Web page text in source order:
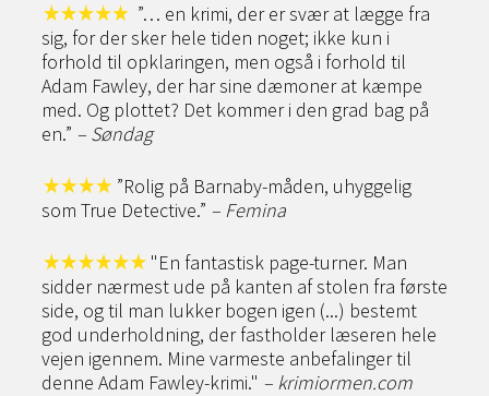
”… en krimi, der er svær at lægge fra
sig, for der sker hele tiden noget; ikke kun i
forhold til opklaringen, men også i forhold til
Adam Fawley, der har sine dæmoner at kæmpe
med. Og plottet? Det kommer i den grad bag på
en.” – Søndag
”Rolig på Barnaby-måden, uhyggelig
som True Detective.” – Femina
"En fantastisk page-turner. Man
sidder nærmest ude på kanten af stolen fra første
side, og til man lukker bogen igen (...) bestemt
god underholdning, der fastholder læseren hele
vejen igennem. Mine varmeste anbefalinger til
denne Adam Fawley-krimi." – krimiormen.com